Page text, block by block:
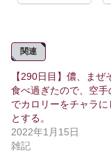
関連
【290日目】儂、まぜ
食べ過ぎたので、空手
でカロリーをチャラに
とする。
2022年1月15日
雑記